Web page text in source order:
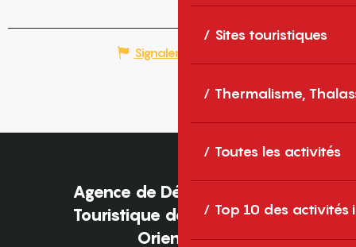
Sites touristiques
Thermalisme,
Toutes les activités
Top 10 des activités
Signaler une erreur
Agence de Développement
Touristique des Pyrénées-
Orientales